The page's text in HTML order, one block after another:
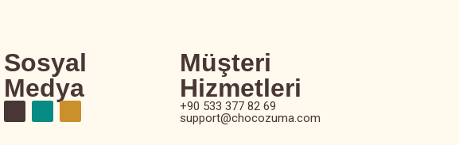
Sosyal
Medya
Müşteri
Hizmetleri
+90 533 377 82 69
support@chocozuma.com